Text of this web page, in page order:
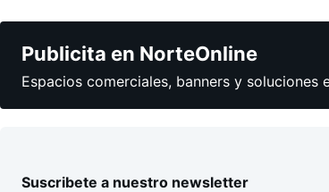
Publicita en NorteOnline
Espacios comerciales, banners y
Suscribete a nuestro newsletter